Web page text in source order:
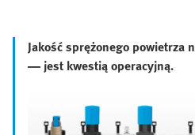
Jakość sprężonego powietrza
— jest kwestią operacyjną.